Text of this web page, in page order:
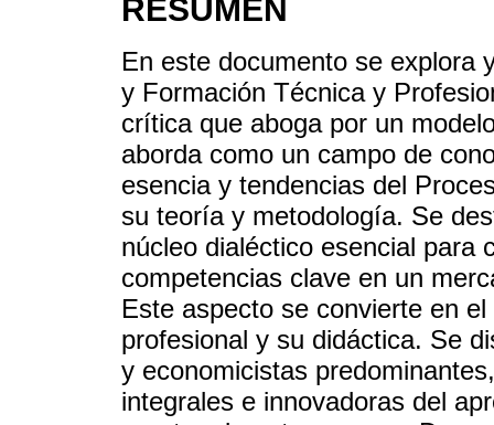
RESUMEN
En este documento se explora
y Formación Técnica y
crítica que aboga por un
aborda como un campo de
esencia y tendencias del
su teoría y metodología. Se
núcleo dialéctico esencial para
competencias clave en un
Este aspecto se convierte en
profesional y su didáctica. Se
y economicistas
integrales e innovadoras del